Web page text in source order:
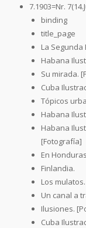
7.1903=Nr.
binding
title_page
La Segunda
Habana
Su mirada.
Cuba
Tópicos
Habana
Habana
[Fotografía]
En
Finlandia.
Los mulatos.
Un canal a
Ilusiones.
Cuba